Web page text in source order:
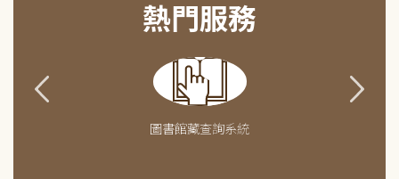
熱門服務
圖書館藏查詢系統